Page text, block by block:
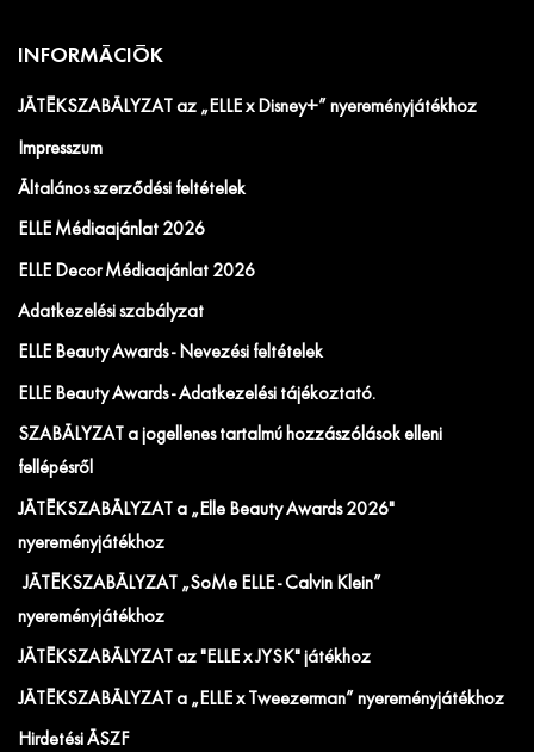
INFORMÁCIÓK
JÁTÉKSZABÁLYZAT az „ELLE x Disney+” nyereményjátékhoz
Impresszum
Általános szerződési feltételek
ELLE Médiaajánlat 2026
ELLE Decor Médiaajánlat 2026
Adatkezelési szabályzat
ELLE Beauty Awards - Nevezési feltételek
ELLE Beauty Awards - Adatkezelési tájékoztató.
SZABÁLYZAT a jogellenes tartalmú hozzászólások elleni
fellépésről
JÁTÉKSZABÁLYZAT a „Elle Beauty Awards 2026"
nyereményjátékhoz
JÁTÉKSZABÁLYZAT „SoMe ELLE - Calvin Klein”
nyereményjátékhoz
JÁTÉKSZABÁLYZAT az "ELLE x JYSK" játékhoz
JÁTÉKSZABÁLYZAT a „ELLE x Tweezerman” nyereményjátékhoz
Hirdetési ÁSZF